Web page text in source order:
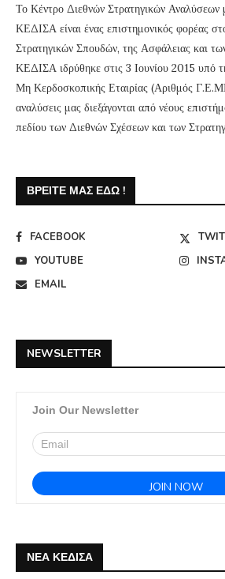
Το Κέντρο Διεθνών Στρατηγικών Αναλύσεων
ΚΕΔΙΣΑ είναι ένας επιστημονικός φορέας
Στρατηγικών Σπουδών, της Ασφάλειας και
ΚΕΔΙΣΑ ιδρύθηκε στις 3 Ιουνίου 2015 υπό
Μη Κερδοσκοπικής Εταιρίας (Αριθμός
αναλύσεις μας διεξάγονται από νέους
πεδίου των Διεθνών Σχέσεων και των
ΒΡΕΊΤΕ ΜΑΣ ΕΔΏ !
FACEBOOK
YOUTUBE
EMAIL
NEWSLETTER
Join Our Newsletter
ΝΕΑ ΚΕΔΙΣΑ